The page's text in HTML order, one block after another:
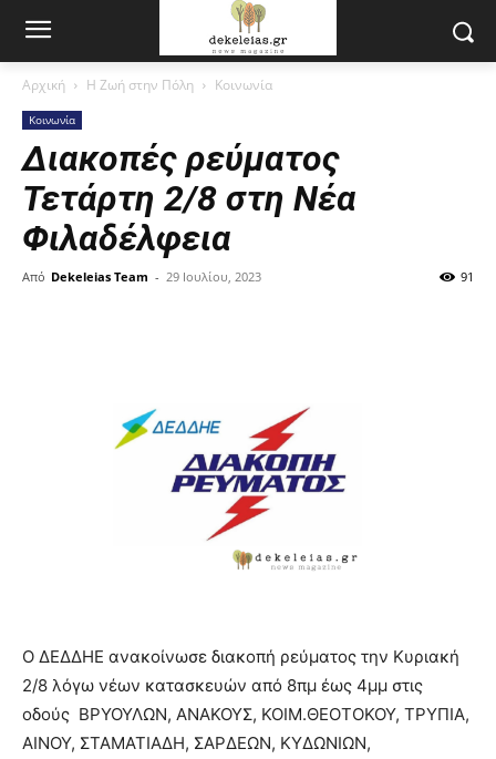
Αρχική Η Ζωή στην Πόλη Κοινωνία
Κοινωνία
Διακοπές ρεύματος
Τετάρτη 2/8 στη Νέα
Φιλαδέλφεια
Από Dekeleias Team - 29 Ιουλίου, 2023 91
Ο ΔΕΔΔΗΕ ανακοίνωσε διακοπή ρεύματος την Κυριακή
2/8 λόγω νέων κατασκευών από 8πμ έως 4μμ στις
οδούς ΒΡΥΟΥΛΩΝ, ΑΝΑΚΟΥΣ, ΚΟΙΜ.ΘΕΟΤΟΚΟΥ, ΤΡΥΠΙΑ,
ΑΙΝΟΥ, ΣΤΑΜΑΤΙΑΔΗ, ΣΑΡΔΕΩΝ, ΚΥΔΩΝΙΩΝ,